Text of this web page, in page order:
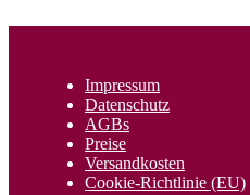
Impressum
Datenschutz
AGBs
Preise
Versandkosten
Cookie-Richtlinie (EU)